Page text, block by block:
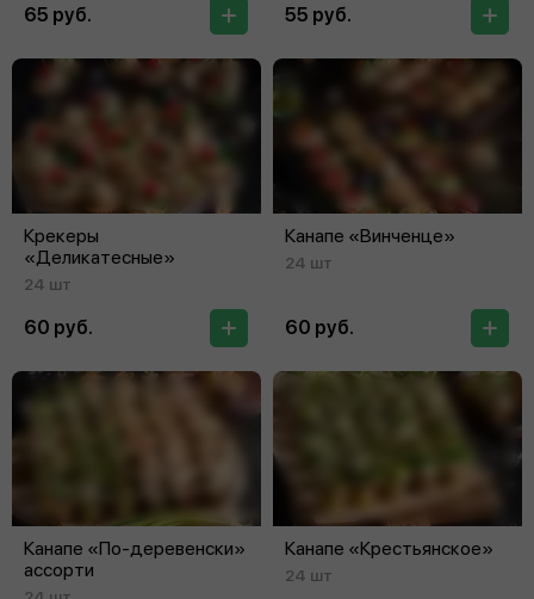
65 руб. 55 руб.
Крекеры
«Деликатесные»
24 шт
60 руб.
Канапе «Винченце»
24 шт
60 руб.
Канапе «По-деревенски»
ассорти
Канапе «Крестьянское»
24 шт